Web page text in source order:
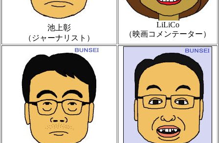
池上彰
（ジャーナリスト）
LiLiCo
（映画コメンテーター）